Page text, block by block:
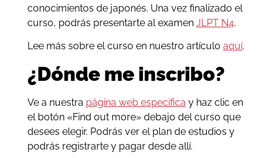
conocimientos de japonés. Una vez finalizado el
curso, podrás presentarte al examen JLPT N4.
Lee más sobre el curso en nuestro artículo aquí.
¿Dónde me inscribo?
Ve a nuestra página web específica y haz clic en
el botón «Find out more» debajo del curso que
desees elegir. Podrás ver el plan de estudios y
podrás registrarte y pagar desde allí.